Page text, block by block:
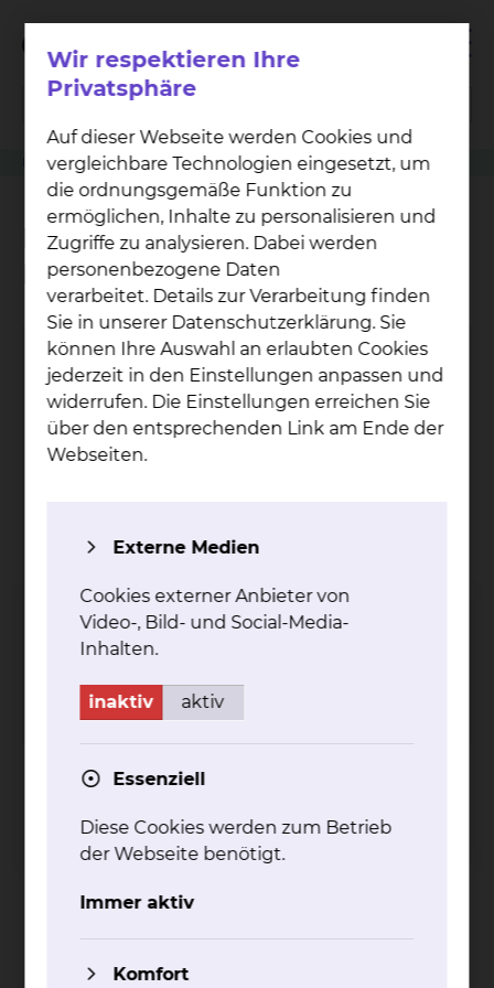
Labordiagnostik Immunhämatologische Diagnostik
Immunhämatologische
Diagnostik
Kli­ni­sche
Celler Straße 38, 38114 Braunschweig
mehr
Antikörpersuche/-differenzierung
Direkter Coombstest
PNH-Diagnostik
Bildnachweise
Wir respektieren Ihre
Privatsphäre
Auf dieser Webseite werden Cookies und
vergleichbare Technologien eingesetzt, um
die ordnungsgemäße Funktion zu
ermöglichen, Inhalte zu personalisieren und
Zugriffe zu analysieren. Dabei werden
personenbezogene Daten
verarbeitet. Details zur Verarbeitung finden
Sie in unserer Datenschutzerklärung. Sie
können Ihre Auswahl an erlaubten Cookies
jederzeit in den Einstellungen anpassen und
widerrufen. Die Einstellungen erreichen Sie
über den entsprechenden Link am Ende der
Webseiten.
Externe Medien
Cookies externer Anbieter von
Video-, Bild- und Social-Media-
Inhalten.
inaktiv aktiv
Essenziell
Diese Cookies werden zum Betrieb
der Webseite benötigt.
Immer aktiv
Komfort